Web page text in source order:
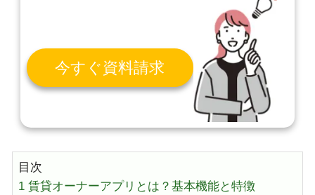
今すぐ資料請求
目次
1 賃貸オーナーアプリとは？基本機能と特徴